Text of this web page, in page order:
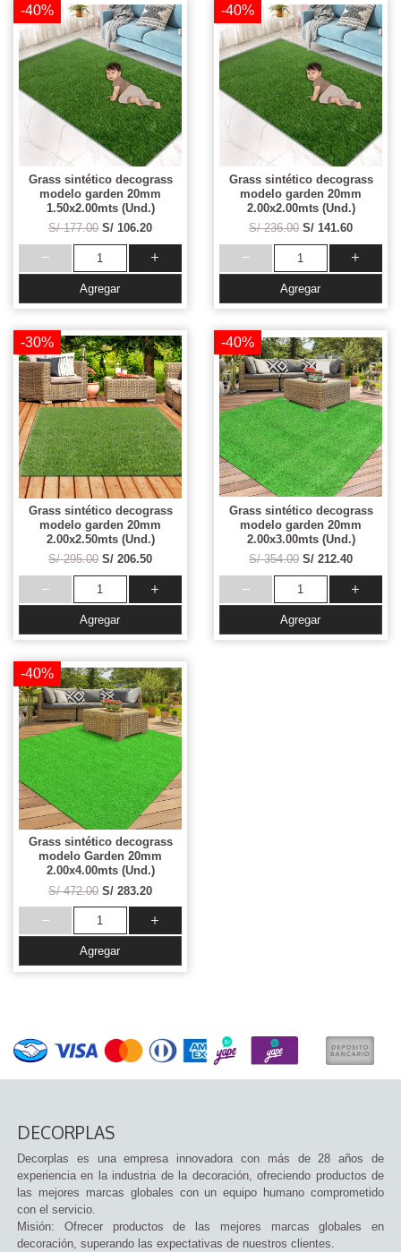
-40%
Grass sintético decograss
modelo garden 20mm
1.50x2.00mts (Und.)
S/ 177.00 S/ 106.20
Agregar
-40%
Grass sintético decograss
modelo garden 20mm
2.00x2.00mts (Und.)
S/ 236.00 S/ 141.60
Agregar
-30%
Grass sintético decograss
modelo garden 20mm
2.00x2.50mts (Und.)
S/ 295.00 S/ 206.50
Agregar
-40%
Grass sintético decograss
modelo garden 20mm
2.00x3.00mts (Und.)
S/ 354.00 S/ 212.40
Agregar
-40%
Grass sintético decograss
modelo Garden 20mm
2.00x4.00mts (Und.)
S/ 472.00 S/ 283.20
Agregar
DECORPLAS
Decorplas es una empresa innovadora con más de 28 años de
experiencia en la industria de la decoración, ofreciendo productos de
las mejores marcas globales con un equipo humano comprometido
con el servicio.
Misión: Ofrecer productos de las mejores marcas globales en
decoración, superando las expectativas de nuestros clientes.